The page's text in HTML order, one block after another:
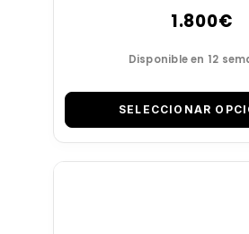
LÍNEA DE DISEÑO
GIRATORIO
1.800€
Disponible en 12
SELECCIONAR